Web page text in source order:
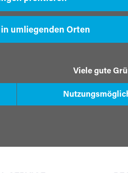
umliegenden Orten
Viele gute